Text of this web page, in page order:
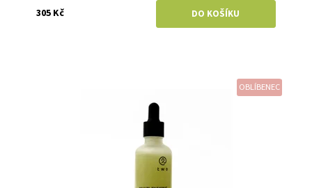
305 Kč
OBLÍBENEC
Two Cosmetics